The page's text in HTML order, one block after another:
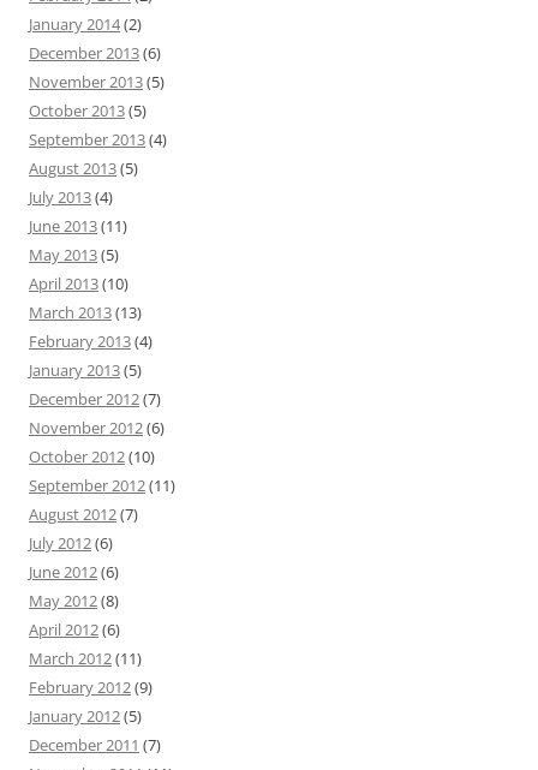
January 2014(2)
December 2013(6)
November 2013(5)
October 2013(5)
September 2013(4)
August 2013(5)
July 2013(4)
June 2013(11)
May 2013(5)
April 2013(10)
March 2013(13)
February 2013(4)
January 2013(5)
December 2012(7)
November 2012(6)
October 2012(10)
September 2012(11)
August 2012(7)
July 2012(6)
June 2012(6)
May 2012(8)
April 2012(6)
March 2012(11)
February 2012(9)
January 2012(5)
December 2011 (7)